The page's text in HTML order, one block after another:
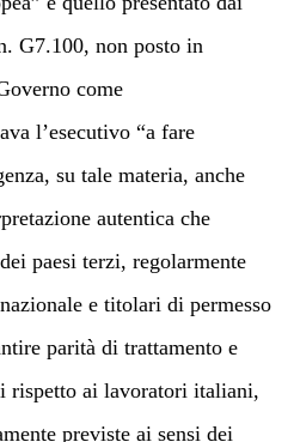
G7.100, non posto in
come
l’esecutivo “a fare
su tale materia, anche
autentica che
paesi terzi, regolarmente
e titolari di permesso
parità di trattamento e
rispetto ai lavoratori italiani,
previste ai sensi dei